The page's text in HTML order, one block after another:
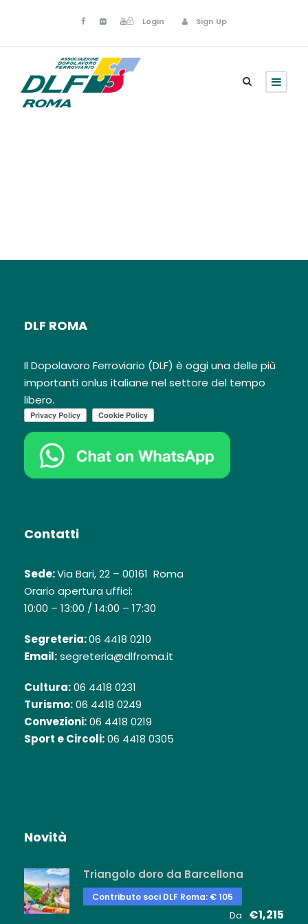
Login Sign Up
DLF ROMA
Il Dopolavoro Ferroviario (DLF) è oggi una delle più
importanti onlus italiane nel settore del tempo
libero.
Contatti
Sede:Via Bari, 22 – 00161 Roma
Orario apertura uffici:
10:00 – 13:00 / 14:00 – 17:30
Segreteria:06 4418 0210
Email:segreteria@dlfroma.it
Cultura:06 4418 0231
Turismo:06 4418 0249
Convezioni:06 4418 0219
Sport e Circoli:06 4418 0305
Novità
Triangolo doro da Barcellona
Contributo soci DLF Roma: € 105
Da €1,215